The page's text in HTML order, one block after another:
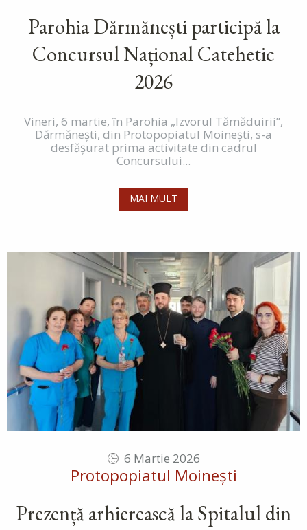
Parohia Dărmănești participă la
Concursul Național Catehetic
2026
Vineri, 6 martie, în Parohia „Izvorul Tămăduirii”,
Dărmăneşti, din Protopopiatul Moineşti, s-a
desfăşurat prima activitate din cadrul
Concursului...
MAI MULT
6 Martie 2026
Protopopiatul Moinești
Prezență arhierească la Spitalul din